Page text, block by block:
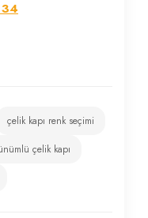
çelik kapı renk seçimi
çelik kapı